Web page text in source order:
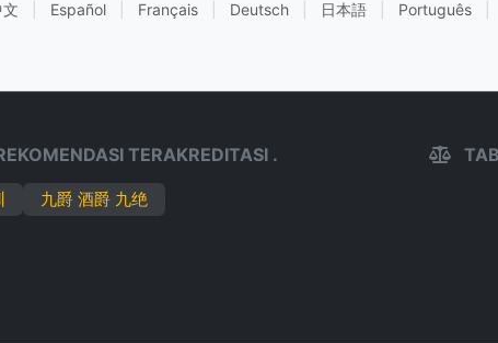
Español Français Deutsch 日本語 Português
TERAKREDITASI .
九爵 酒爵 九绝